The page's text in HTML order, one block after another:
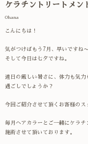
ケラチントリートメン
Ohana
こんにちは！
気がつけばもう7月、早いですね〜
そして今日は七夕ですね。
連日の厳しい暑さに、体力も気力
過ごしでしょうか？
今回ご紹介させて頂くお客様のス
毎月ヘアカラーとご一緒にケラチ
施術させて頂いております。